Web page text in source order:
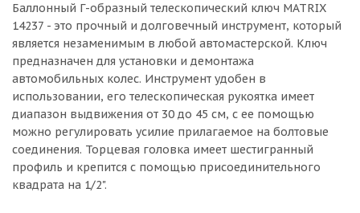
Баллонный Г-образный телескопический ключ MATRIX
14237 - это прочный и долговечный инструмент, который
является незаменимым в любой автомастерской. Ключ
предназначен для установки и демонтажа
автомобильных колес. Инструмент удобен в
использовании, его телескопическая рукоятка имеет
диапазон выдвижения от 30 до 45 см, с ее помощью
можно регулировать усилие прилагаемое на болтовые
соединения. Торцевая головка имеет шестигранный
профиль и крепится с помощью присоединительного
квадрата на 1/2".